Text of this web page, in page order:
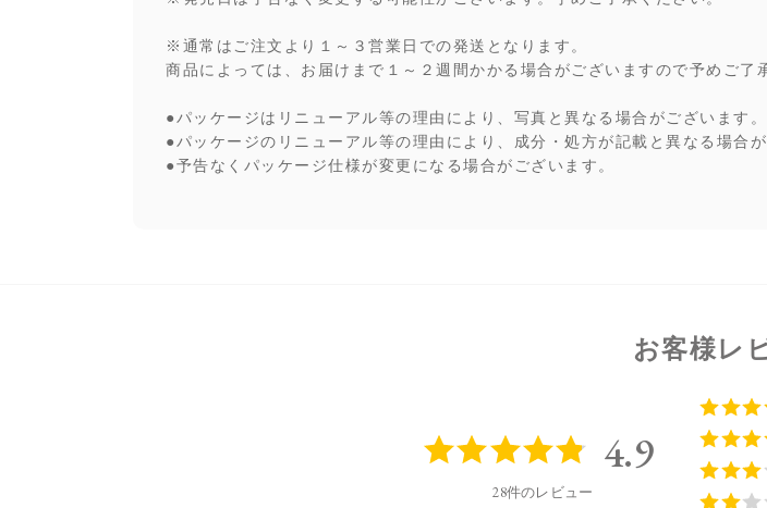
※通常はご注文より１～３営業日での発送となります。
商品によっては、お届けまで１～２週間かかる場合がございますので予めご了
●パッケージはリニューアル等の理由により、写真と異なる場合がございます。
●パッケージのリニューアル等の理由により、成分・処方が記載と異なる場合が
●予告なくパッケージ仕様が変更になる場合がございます。
お客様レ